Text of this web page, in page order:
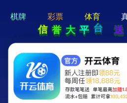
hi 💗